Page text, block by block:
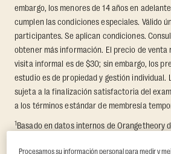
embargo, los menores de 14 años en
cumplen las condiciones especiales. Válido
participantes. Se aplican condiciones.
obtener más información. El precio de venta
visita informal es de $30; sin embargo, los
estudio es de propiedad y gestión individual.
sujeta a la finalización satisfactoria del
a los términos estándar de membresía
1Basado en datos internos de Orangetheory
Procesamos su información personal para medir y